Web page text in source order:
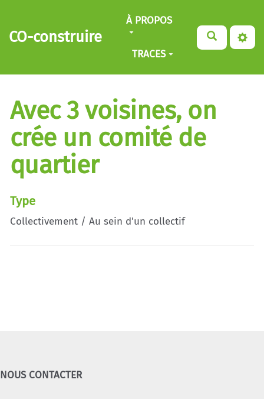
Aller au contenu principal
CO-construire
À PROPOS
TRACES
Avec 3 voisines, on
crée un comité de
quartier
Type
Collectivement / Au sein d'un collectif
NOUS CONTACTER